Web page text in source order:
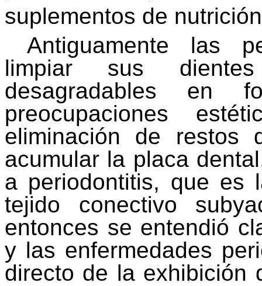
suplementos de
Antiguamente las
limpiar sus
desagradables
preocupaciones
eliminación de restos
acumular la placa
a periodontitis, que es
tejido conectivo
entonces se entendió
y las enfermedades
directo de la exhibición